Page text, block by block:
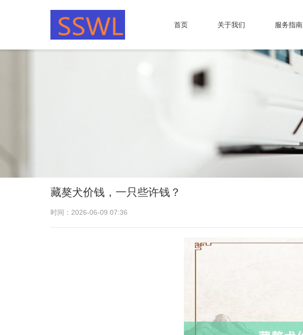
首页 关于我们 服务指南
藏獒犬价钱，一只些许钱？
时间：2026-06-09 07:36